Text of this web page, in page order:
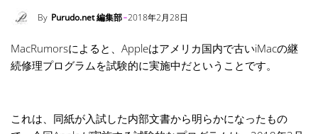
By Purudo.net 編集部 2018年2月28日
MacRumorsによると、Appleはアメリカ国内で古いiMacの継
続修理プログラムを試験的に実施中だということです。
これは、同紙が入試した内部文書から明らかになったもの